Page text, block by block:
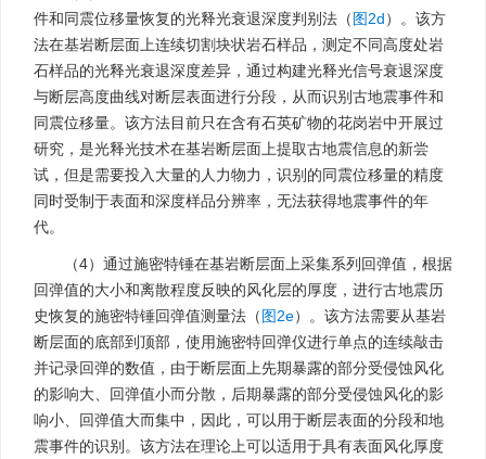
件和同震位移量恢复的光释光衰退深度判别法（图2d）。该方
法在基岩断层面上连续切割块状岩石样品，测定不同高度处岩
石样品的光释光衰退深度差异，通过构建光释光信号衰退深度
与断层高度曲线对断层表面进行分段，从而识别古地震事件和
同震位移量。该方法目前只在含有石英矿物的花岗岩中开展过
研究，是光释光技术在基岩断层面上提取古地震信息的新尝
试，但是需要投入大量的人力物力，识别的同震位移量的精度
同时受制于表面和深度样品分辨率，无法获得地震事件的年
代。
（4）通过施密特锤在基岩断层面上采集系列回弹值，根据
回弹值的大小和离散程度反映的风化层的厚度，进行古地震历
史恢复的施密特锤回弹值测量法（图2e）。该方法需要从基岩
断层面的底部到顶部，使用施密特回弹仪进行单点的连续敲击
并记录回弹的数值，由于断层面上先期暴露的部分受侵蚀风化
的影响大、回弹值小而分散，后期暴露的部分受侵蚀风化的影
响小、回弹值大而集中，因此，可以用于断层表面的分段和地
震事件的识别。该方法在理论上可以适用于具有表面风化厚度